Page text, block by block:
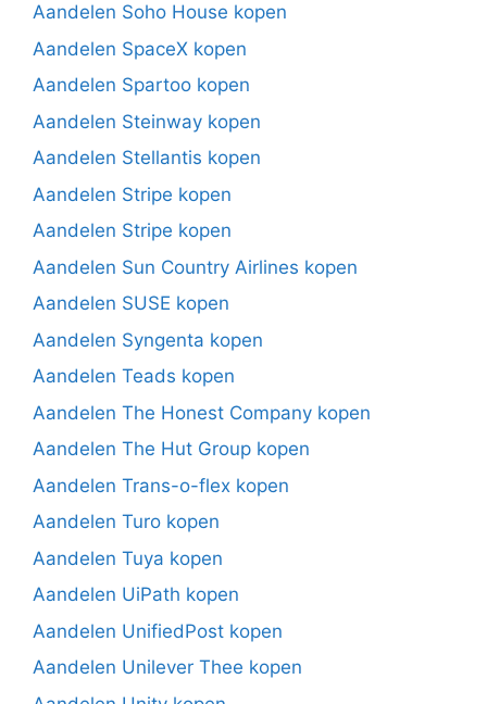
Aandelen Soho House kopen
Aandelen SpaceX kopen
Aandelen Spartoo kopen
Aandelen Steinway kopen
Aandelen Stellantis kopen
Aandelen Stripe kopen
Aandelen Stripe kopen
Aandelen Sun Country Airlines kopen
Aandelen SUSE kopen
Aandelen Syngenta kopen
Aandelen Teads kopen
Aandelen The Honest Company kopen
Aandelen The Hut Group kopen
Aandelen Trans-o-flex kopen
Aandelen Turo kopen
Aandelen Tuya kopen
Aandelen UiPath kopen
Aandelen UnifiedPost kopen
Aandelen Unilever Thee kopen